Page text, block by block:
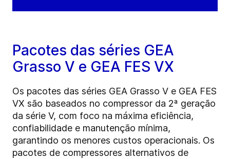
Pacotes das séries GEA
Grasso V e GEA FES VX
Os pacotes das séries GEA Grasso V e GEA FES
VX são baseados no compressor da 2ª geração
da série V, com foco na máxima eficiência,
confiabilidade e manutenção mínima,
garantindo os menores custos operacionais. Os
pacotes de compressores alternativos de